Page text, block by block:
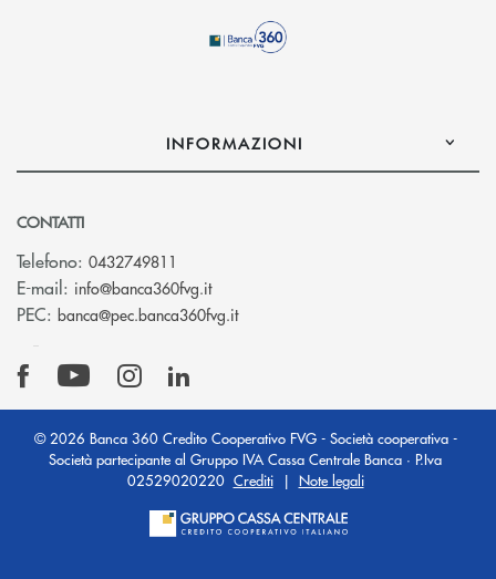
INFORMAZIONI
CONTATTI
Telefono: 0432749811
E-mail: info@banca360fvg.it(si apre l’app di posta elettronica)
PEC: banca@pec.banca360fvg.it(si apre l’app di posta elettronica)
© 2026 Banca 360 Credito Cooperativo FVG - Società cooperativa -
Società partecipante al Gruppo IVA Cassa Centrale Banca · P.Iva
02529020220 Crediti| Note legali